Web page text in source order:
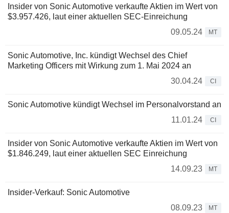
Insider von Sonic Automotive verkaufte Aktien im Wert von
$3.957.426, laut einer aktuellen SEC-Einreichung
09.05.24
MT
Sonic Automotive, Inc. kündigt Wechsel des Chief
Marketing Officers mit Wirkung zum 1. Mai 2024 an
30.04.24
CI
Sonic Automotive kündigt Wechsel im Personalvorstand an
11.01.24
CI
Insider von Sonic Automotive verkaufte Aktien im Wert von
$1.846.249, laut einer aktuellen SEC Einreichung
14.09.23
MT
Insider-Verkauf: Sonic Automotive
08.09.23
MT